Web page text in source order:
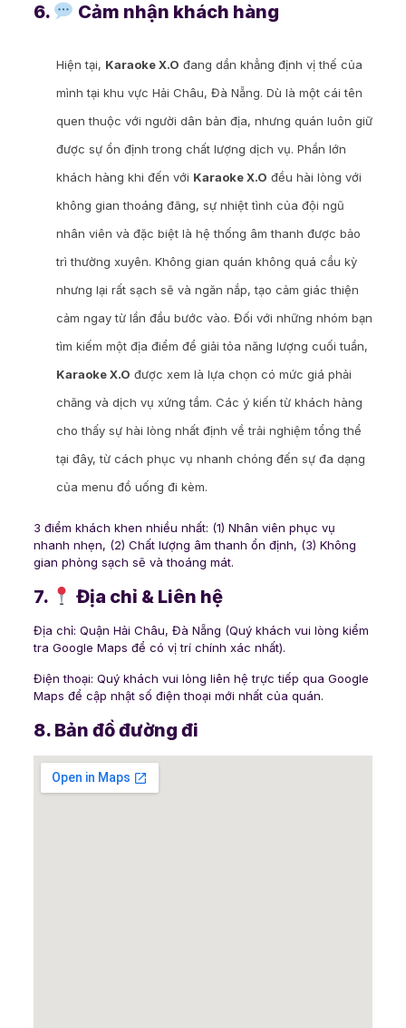
6. Cảm nhận khách hàng
Hiện tại, Karaoke X.O đang dần khẳng định vị thế của
mình tại khu vực Hải Châu, Đà Nẵng. Dù là một cái tên
quen thuộc với người dân bản địa, nhưng quán luôn giữ
được sự ổn định trong chất lượng dịch vụ. Phần lớn
khách hàng khi đến với Karaoke X.O đều hài lòng với
không gian thoáng đãng, sự nhiệt tình của đội ngũ
nhân viên và đặc biệt là hệ thống âm thanh được bảo
trì thường xuyên. Không gian quán không quá cầu kỳ
nhưng lại rất sạch sẽ và ngăn nắp, tạo cảm giác thiện
cảm ngay từ lần đầu bước vào. Đối với những nhóm bạn
tìm kiếm một địa điểm để giải tỏa năng lượng cuối tuần,
Karaoke X.O được xem là lựa chọn có mức giá phải
chăng và dịch vụ xứng tầm. Các ý kiến từ khách hàng
cho thấy sự hài lòng nhất định về trải nghiệm tổng thể
tại đây, từ cách phục vụ nhanh chóng đến sự đa dạng
của menu đồ uống đi kèm.
3 điểm khách khen nhiều nhất: (1) Nhân viên phục vụ
nhanh nhẹn, (2) Chất lượng âm thanh ổn định, (3) Không
gian phòng sạch sẽ và thoáng mát.
7. Địa chỉ & Liên hệ
Địa chỉ: Quận Hải Châu, Đà Nẵng (Quý khách vui lòng kiểm
tra Google Maps để có vị trí chính xác nhất).
Điện thoại: Quý khách vui lòng liên hệ trực tiếp qua Google
Maps để cập nhật số điện thoại mới nhất của quán.
8. Bản đồ đường đi